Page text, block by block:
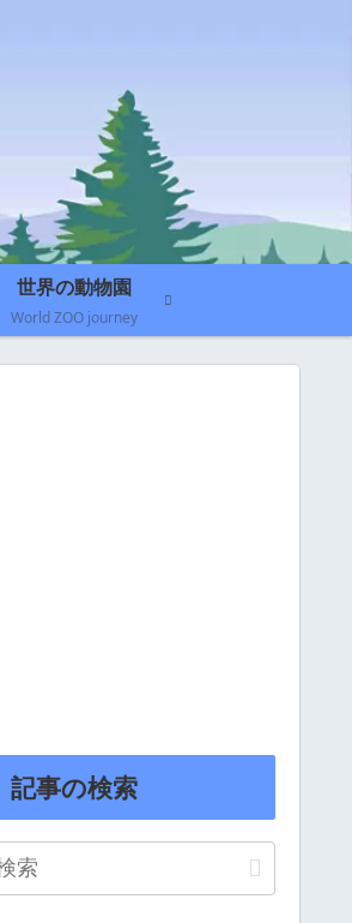
世界の動物園
World ZOO journey
記事の検索